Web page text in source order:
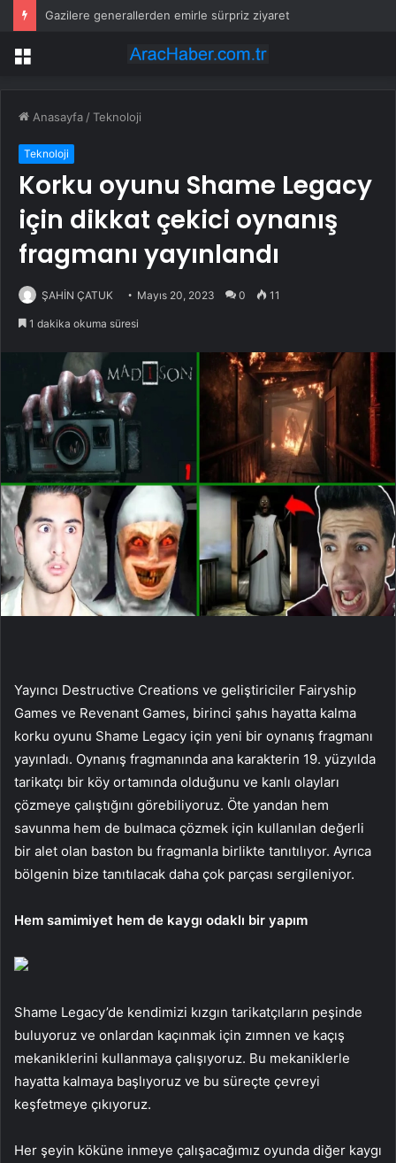
Gazilere generallerden emirle sürpriz ziyaret
Menü
Anasayfa /Teknoloji
Teknoloji
Korku oyunu Shame Legacy
için dikkat çekici oynanış
fragmanı yayınlandı
ŞAHİN ÇATUK Mayıs 20, 2023 0 11
1 dakika okuma süresi
Yayıncı Destructive Creations ve geliştiriciler Fairyship
Games ve Revenant Games, birinci şahıs hayatta kalma
korku oyunu Shame Legacy için yeni bir oynanış fragmanı
yayınladı. Oynanış fragmanında ana karakterin 19. yüzyılda
tarikatçı bir köy ortamında olduğunu ve kanlı olayları
çözmeye çalıştığını görebiliyoruz. Öte yandan hem
savunma hem de bulmaca çözmek için kullanılan değerli
bir alet olan baston bu fragmanla birlikte tanıtılıyor. Ayrıca
bölgenin bize tanıtılacak daha çok parçası sergileniyor.
Hem samimiyet hem de kaygı odaklı bir yapım
Shame Legacy’de kendimizi kızgın tarikatçıların peşinde
buluyoruz ve onlardan kaçınmak için zımnen ve kaçış
mekaniklerini kullanmaya çalışıyoruz. Bu mekaniklerle
hayatta kalmaya başlıyoruz ve bu süreçte çevreyi
keşfetmeye çıkıyoruz.
Her şeyin köküne inmeye çalışacağımız oyunda diğer kaygı